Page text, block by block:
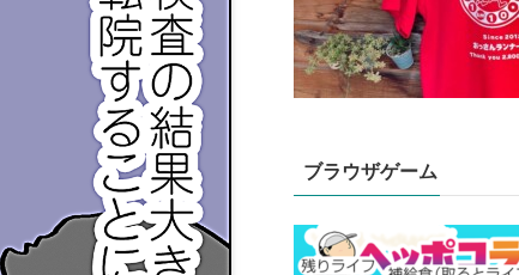
ブラウザゲーム